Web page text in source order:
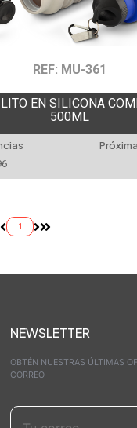
REF: MU-361
EN SILICONA
500ML
1
NEWSLETTER
OBTÉN NUESTRAS ÚLTIMAS
CORREO